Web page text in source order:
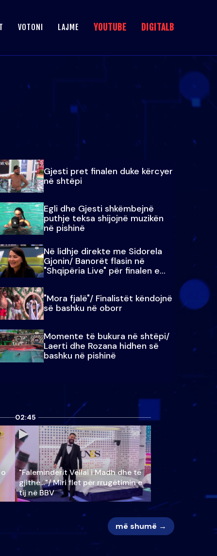
VOTONI LAJME YOUTUBE DIGITALB
Gjesti pret finalen duke kërcyer
në shtëpi
Egli dhe Gjesti shkëmbejnë
puthje teksa shijojnë muzikën
në pishinë
Në lidhje direkte me Sidorela
Gjonin/ Banorët flasin në
"Shqipëria Live" për finalen e
madhe
"Mora fjalë"/ Finalistët këndojnë
së bashku në oborr
Momente të bukura në shtëpi/
Laerti dhe Rozana hidhen së
bashku në pishinë
02:45
"Faleminderit Vëllai i Madh dhe të
gjithë…"/ Miri flet për rrugëtimin e
tij në BBV
më shumë →